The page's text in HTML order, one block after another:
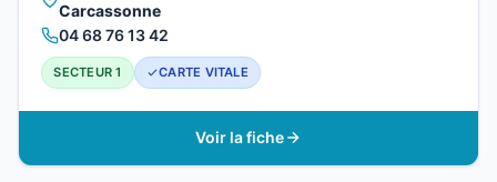
Carcassonne
04 68 76 13 42
SECTEUR 1 CARTE VITALE
Voir la fiche